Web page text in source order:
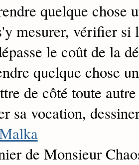
quelque chose
mesurer, vérifier si
le coût de la
quelque chose
de côté toute
sa vocation,
de Monsieur